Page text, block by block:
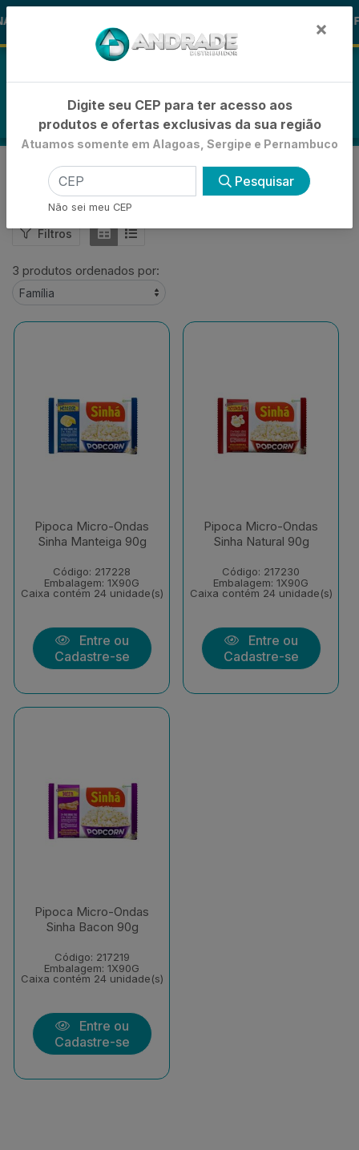
ALOHA 🪞
PIPOCAS
VOLTAR
INÍCIO MERCEARIA E BASICOS PIPOCAS
Filtros
3 produtos ordenados por:
Pipoca Micro-Ondas
Sinha Manteiga 90g
Código: 217228
Embalagem: 1X90G
Caixa contém 24 unidade(s)
Entre ou
Cadastre-se
Pipoca Micro-Ondas
Sinha Natural 90g
Código: 217230
Embalagem: 1X90G
Caixa contém 24 unidade(s)
Entre ou
Cadastre-se
Pipoca Micro-Ondas
Sinha Bacon 90g
Código: 217219
Embalagem: 1X90G
Caixa contém 24 unidade(s)
Entre ou
Cadastre-se
×
Digite seu CEP para ter acesso aos
produtos e ofertas exclusivas da sua região
Atuamos somente em Alagoas, Sergipe e Pernambuco
Pesquisar
Não sei meu CEP